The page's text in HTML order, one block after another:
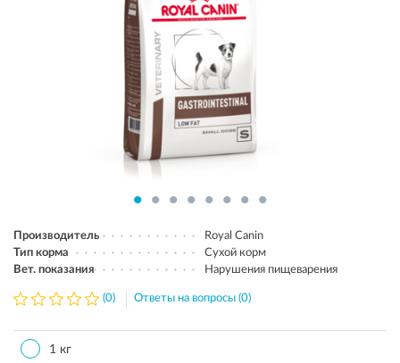
Производитель
Royal Canin
Тип корма
Сухой корм
Вет. показания
Нарушения пищеварения
(0) Ответы на вопросы (0)
1 кг